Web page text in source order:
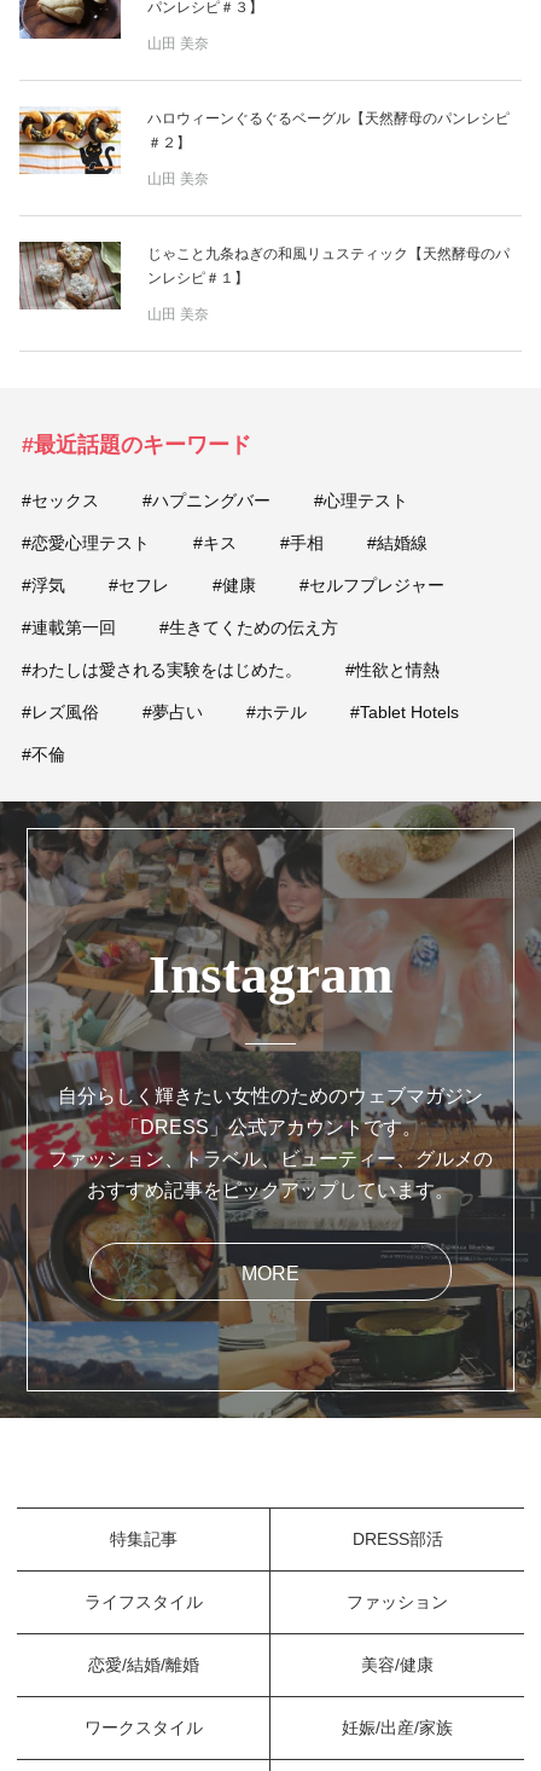
パンレシピ＃３】
山田 美奈
ハロウィーンぐるぐるベーグル【天然酵母のパンレシピ
＃２】
山田 美奈
じゃこと九条ねぎの和風リュスティック【天然酵母のパ
ンレシピ＃１】
山田 美奈
#最近話題のキーワード
#セックス #ハプニングバー #心理テスト
#恋愛心理テスト #キス #手相 #結婚線
#浮気 #セフレ #健康 #セルフプレジャー
#連載第一回 #生きてくための伝え方
#わたしは愛される実験をはじめた。 #性欲と情熱
#レズ風俗 #夢占い #ホテル #Tablet Hotels
#不倫
Instagram
自分らしく輝きたい女性のためのウェブマガジン
「DRESS」公式アカウントです。
ファッション、トラベル、ビューティー、グルメの
おすすめ記事をピックアップしています。
MORE
特集記事 DRESS部活
ライフスタイル ファッション
恋愛/結婚/離婚 美容/健康
ワークスタイル 妊娠/出産/家族